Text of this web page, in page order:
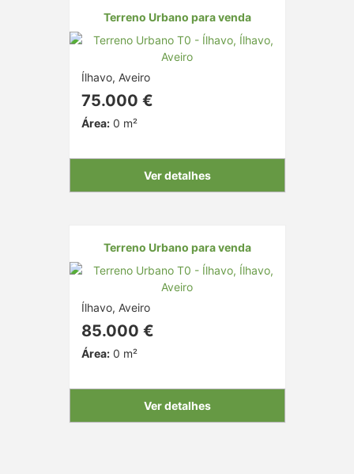
Terreno Urbano para venda
Ílhavo, Aveiro
75.000 €
Área:0 m²
Ver detalhes
Terreno Urbano para venda
Ílhavo, Aveiro
85.000 €
Área:0 m²
Ver detalhes